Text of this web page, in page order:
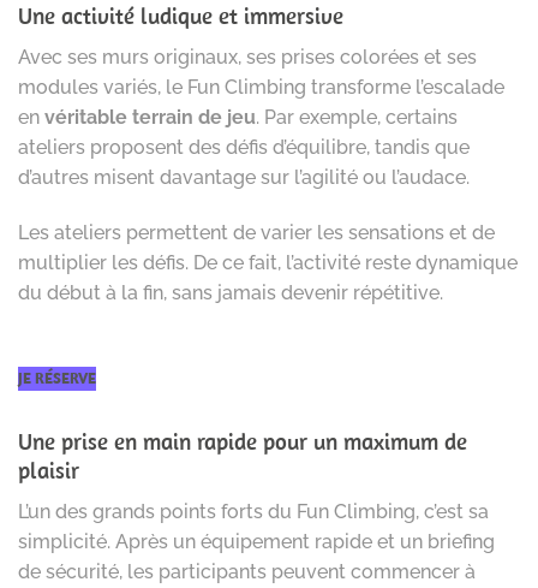
Une activité ludique et immersive
Avec ses murs originaux, ses prises colorées et ses
modules variés, le Fun Climbing transforme l’escalade
en véritable terrain de jeu. Par exemple, certains
ateliers proposent des défis d’équilibre, tandis que
d’autres misent davantage sur l’agilité ou l’audace.
Les ateliers permettent de varier les sensations et de
multiplier les défis. De ce fait, l’activité reste dynamique
du début à la fin, sans jamais devenir répétitive.
JE RÉSERVE
Une prise en main rapide pour un maximum de
plaisir
L’un des grands points forts du Fun Climbing, c’est sa
simplicité. Après un équipement rapide et un briefing
de sécurité, les participants peuvent commencer à